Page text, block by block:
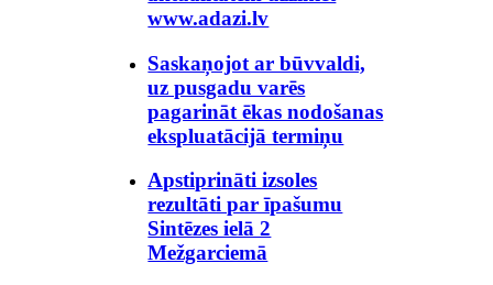
www.adazi.lv
Saskaņojot ar būvvaldi,
uz pusgadu varēs
pagarināt ēkas nodošanas
ekspluatācijā termiņu
Apstiprināti izsoles
rezultāti par īpašumu
Sintēzes ielā 2
Mežgarciemā